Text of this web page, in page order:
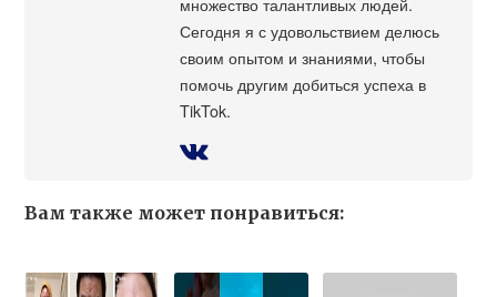
Сегодня я с удовольствием делюсь
своим опытом и знаниями, чтобы
помочь другим добиться успеха в
TikTok.
Вам также может понравиться: